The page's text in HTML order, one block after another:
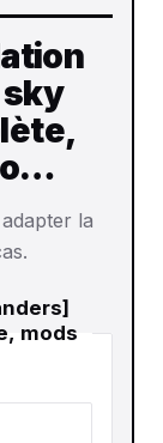
la
mods